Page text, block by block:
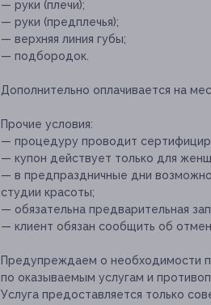
— руки (плечи);
— руки (предплечья);
— верхняя линия губы;
— подбородок.
Дополнительно оплачивается на
Прочие условия:
— процедуру проводит
— купон действует только для
— в предпраздничные дни возможно
студии красоты;
— обязательна предварительная
— клиент обязан сообщить об
Предупреждаем о необходимости
по оказываемым услугам и
Услуга предоставляется только